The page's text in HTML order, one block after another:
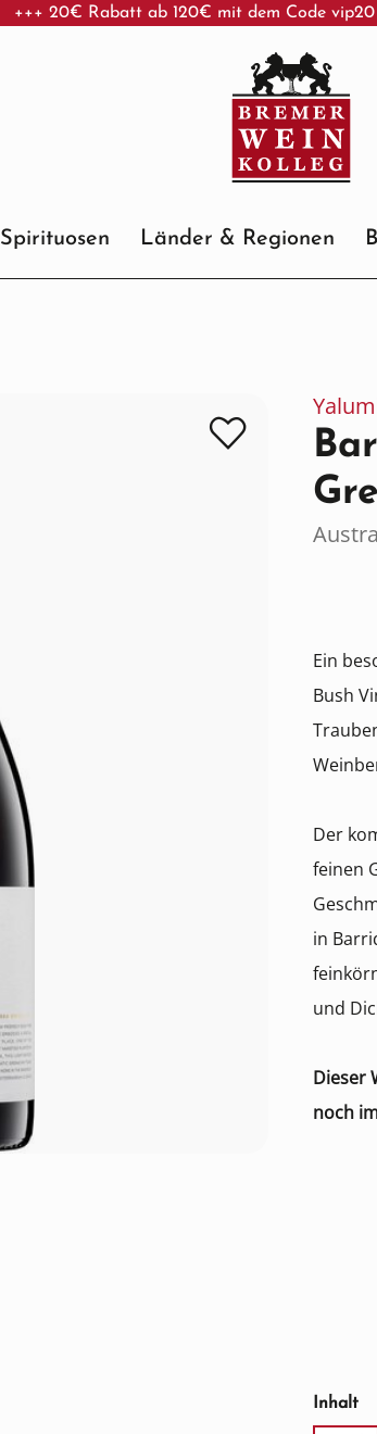
+++ 20€ Rabatt ab 120€ mit dem Code vip20
Spirituosen Länder & Regionen
Ein
Bush
Der
feinen
in
und
Dieser
noch
Inhalt